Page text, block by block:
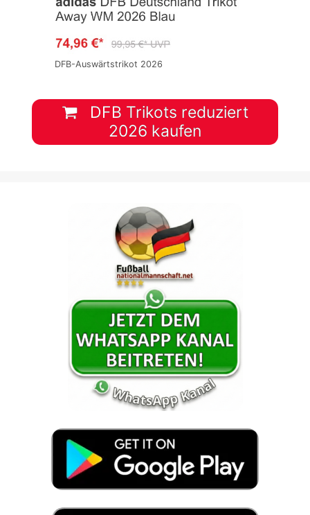
DFB-Auswärtstrikot 2026
DFB Trikots reduziert
2026 kaufen